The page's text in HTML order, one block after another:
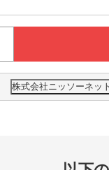
株式会社ニッソーネッ